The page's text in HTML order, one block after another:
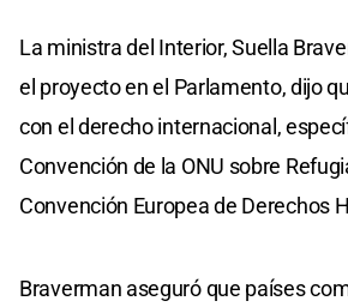
La ministra del Interior, Suella
el proyecto en el Parlamento, dijo
con el derecho internacional,
Convención de la ONU sobre
Convención Europea de Derechos
Braverman aseguró que países